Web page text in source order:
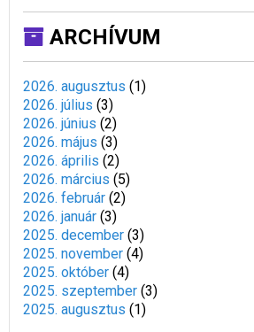
ARCHÍVUM
2026. augusztus (1)
2026. július (3)
2026. június (2)
2026. május (3)
2026. április (2)
2026. március (5)
2026. február (2)
2026. január (3)
2025. december (3)
2025. november (4)
2025. október (4)
2025. szeptember (3)
2025. augusztus (1)